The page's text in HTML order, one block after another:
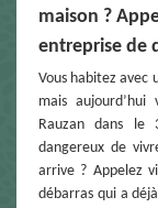
maison ?
entreprise de
Vous habitez avec
mais
Rauzan dans le
dangereux de
arrive ? Appelez
débarras qui a